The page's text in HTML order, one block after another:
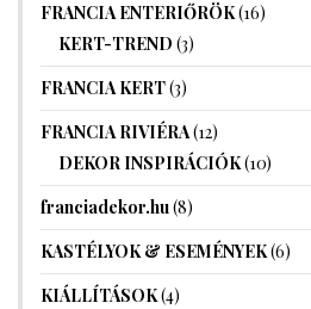
FRANCIA ENTERIŐRÖK(16)
KERT-TREND (3)
FRANCIA KERT(3)
FRANCIA RIVIÉRA(12)
DEKOR INSPIRÁCIÓK(10)
franciadekor.hu(8)
KASTÉLYOK & ESEMÉNYEK(6)
KIÁLLÍTÁSOK(4)